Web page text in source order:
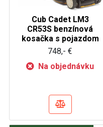
Cub Cadet LM3
CR53S benzínová
kosačka s pojazdom
748,- €
Na objednávku